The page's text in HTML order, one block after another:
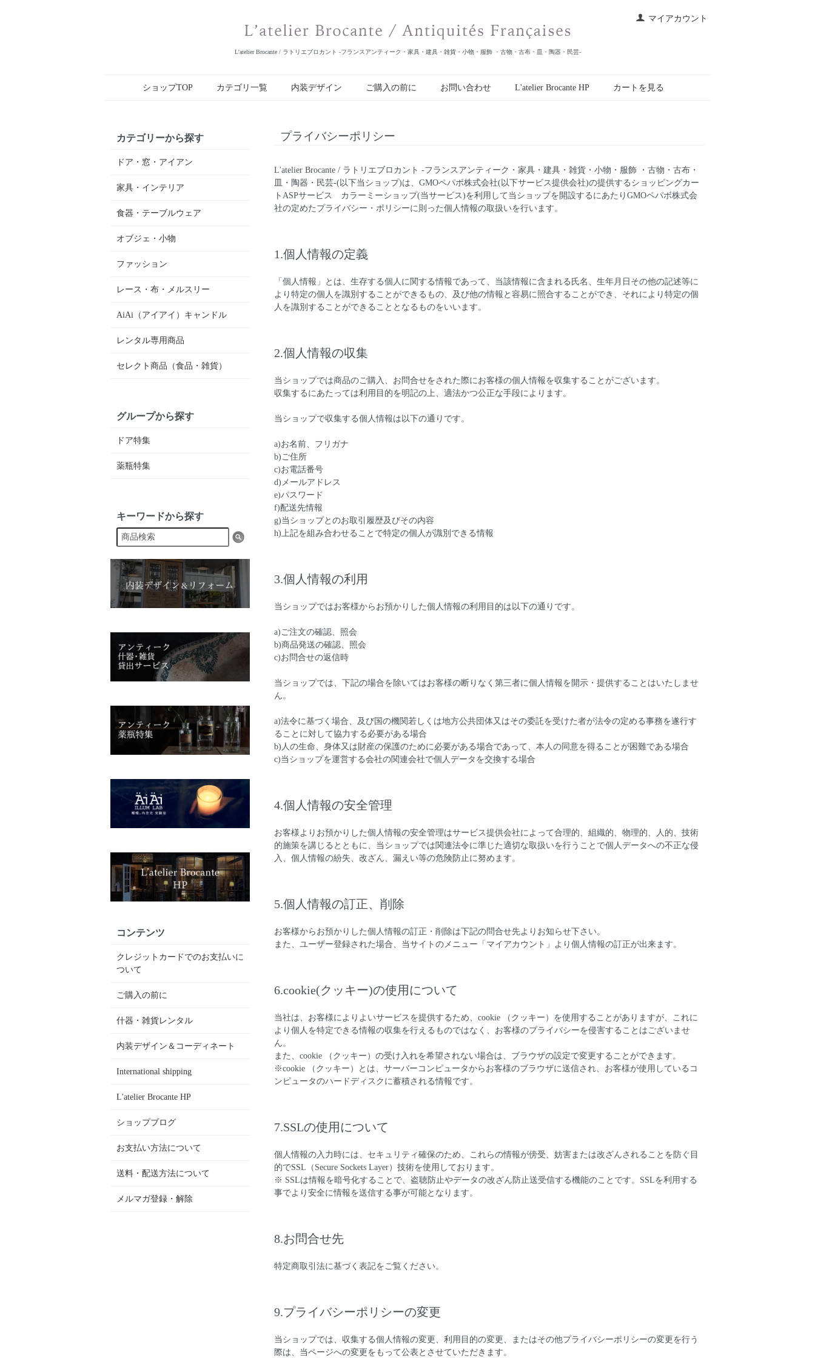
マイアカウント
L'atelier Brocante / ラトリエブロカント -フランスアンティーク・家具・建具・雑貨・小物・服飾 ・古物・古布・皿・陶器・民芸-
ショップTOP カテゴリ一覧 内装デザイン ご購入の前に お問い合わせ L'atelier Brocante HP カートを見る
プライバシーポリシー
L'atelier Brocante / ラトリエブロカント -フランスアンティーク・家具・建具・雑貨・小物・服飾 ・古物・古布・
皿・陶器・民芸-(以下当ショップ)は、 GMOペパボ株式会社(以下サービス提供会社)の提供するショッピングカー
トASPサービス カラーミーショップ(当サービス)を利用して当ショップを開設するにあたりGMOペパボ株式会
社の定めた プライバシー・ポリシーに則った個人情報の取扱いを行います。
1.個人情報の定義
「個人情報」とは、生存する個人に関する情報であって、当該情報に含まれる氏名、生年月日その他の記述等に
より特定の個人を識別することができるもの、及び他の情報と容易に照合することができ、それにより特定の個
人を識別することができることとなるものをいいます。
2.個人情報の収集
当ショップでは商品のご購入、お問合せをされた際にお客様の個人情報を収集することがございます。
収集するにあたっては利用目的を明記の上、適法かつ公正な手段によります。
当ショップで収集する個人情報は以下の通りです。
a)お名前、フリガナ
b)ご住所
c)お電話番号
d)メールアドレス
e)パスワード
f)配送先情報
g)当ショップとのお取引履歴及びその内容
h)上記を組み合わせることで特定の個人が識別できる情報
3.個人情報の利用
当ショップではお客様からお預かりした個人情報の利用目的は以下の通りです。
a)ご注文の確認、照会
b)商品発送の確認、照会
c)お問合せの返信時
当ショップでは、下記の場合を除いてはお客様の断りなく第三者に個人情報を開示・提供することはいたしませ
ん。
a)法令に基づく場合、及び国の機関若しくは地方公共団体又はその委託を受けた者が法令の定める事務を遂行す
ることに対して協力する必要がある場合
b)人の生命、身体又は財産の保護のために必要がある場合であって、本人の同意を得ることが困難である場合
c)当ショップを運営する会社の関連会社で個人データを交換する場合
4.個人情報の安全管理
お客様よりお預かりした個人情報の安全管理はサービス提供会社によって合理的、組織的、物理的、人的、技術
的施策を講じるとともに、当ショップでは関連法令に準じた適切な取扱いを行うことで個人データへの不正な侵
入、個人情報の紛失、改ざん、漏えい等の危険防止に努めます。
5.個人情報の訂正、削除
お客様からお預かりした個人情報の訂正・削除は下記の問合せ先よりお知らせ下さい。
また、ユーザー登録された場合、当サイトのメニュー「マイアカウント」より個人情報の訂正が出来ます。
6.cookie(クッキー)の使用について
当社は、お客様によりよいサービスを提供するため、cookie （クッキー）を使用することがありますが、これに
より個人を特定できる情報の収集を行えるものではなく、お客様のプライバシーを侵害することはございませ
ん。
また、cookie （クッキー）の受け入れを希望されない場合は、ブラウザの設定で変更することができます。
※cookie （クッキー）とは、サーバーコンピュータからお客様のブラウザに送信され、お客様が使用しているコ
ンピュータのハードディスクに蓄積される情報です。
7.SSLの使用について
個人情報の入力時には、セキュリティ確保のため、これらの情報が傍受、妨害または改ざんされることを防ぐ目
的でSSL（Secure Sockets Layer）技術を使用しております。
※ SSLは情報を暗号化することで、盗聴防止やデータの改ざん防止送受信する機能のことです。SSLを利用する
事でより安全に情報を送信する事が可能となります。
8.お問合せ先
特定商取引法に基づく表記をご覧ください。
9.プライバシーポリシーの変更
当ショップでは、収集する個人情報の変更、利用目的の変更、またはその他プライバシーポリシーの変更を行う
際は、当ページへの変更をもって公表とさせていただきます。
カテゴリーから探す
ドア・窓・アイアン
家具・インテリア
食器・テーブルウェア
オブジェ・小物
ファッション
レース・布・メルスリー
AiAi（アイアイ）キャンドル
レンタル専用商品
セレクト商品（食品・雑貨）
グループから探す
ドア特集
薬瓶特集
キーワードから探す
コンテンツ
クレジットカードでのお支払いに
ついて
ご購入の前に
什器・雑貨レンタル
内装デザイン＆コーディネート
International shipping
L'atelier Brocante HP
ショップブログ
お支払い方法について
送料・配送方法について
メルマガ登録・解除